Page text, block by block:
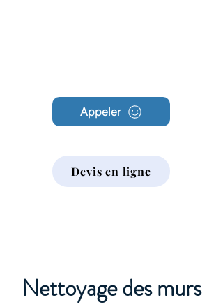
Appeler
Devis en ligne
Nettoyage des murs